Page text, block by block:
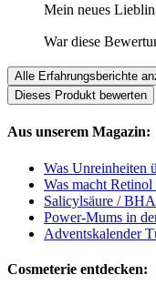
Mein neues
War diese
Alle Erfahrungsberichte
Dieses Produkt bewerten
Aus unserem Magazin:
Was Unreinheiten
Was macht Retinol
Salicylsäure /
Power-Mums in
Adventskalender
Cosmeterie entdecken: